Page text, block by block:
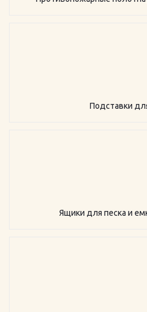
Подставки
Ящики для песка и